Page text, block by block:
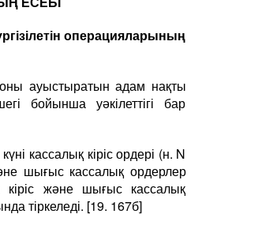
операцияларының
ауыстыратын адам нақты
бойынша уәкілеттігі бар
кассалық кіріс ордері (н. N
шығыс кассалық ордерлер
кіріс және шығыс кассалық
тіркеледі. [19. 167б]